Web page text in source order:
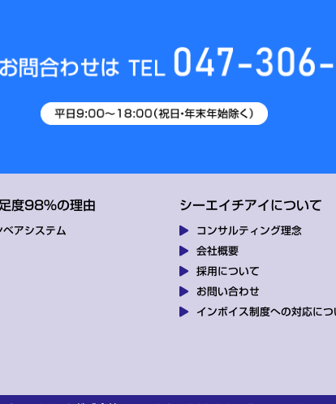
度98%の理由
アシステム
シーエイチアイについて
コンサルティング理念
会社概要
採用について
お問い合わせ
インボイス制度への対応につ